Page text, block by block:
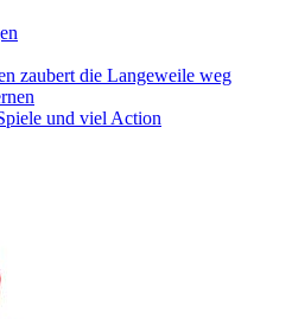
zaubert die Langeweile weg
und viel Action